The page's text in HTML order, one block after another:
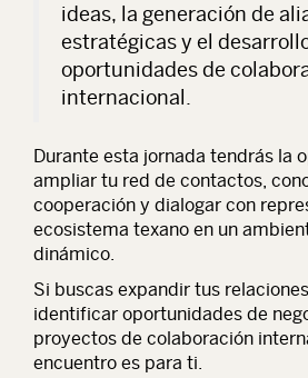
ideas, la generación de
estratégicas y el
oportunidades de
internacional.
Durante esta jornada tendrás la
ampliar tu red de contactos,
cooperación y dialogar con
ecosistema texano en un
dinámico.
Si buscas expandir tus
identificar oportunidades de
proyectos de colaboración
encuentro es para ti.